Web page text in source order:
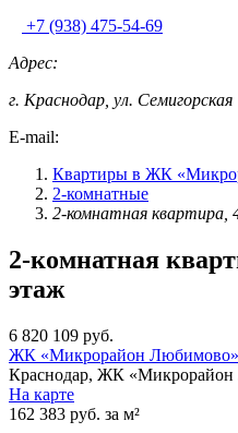
+7 (938) 475-54-69
Адрес:
г. Краснодар, ул. Семигорская
E-mail:
Квартиры в ЖК
2-комнатные
2-комнатная квартира,
2-комнатная
этаж
6 820 109 руб.
ЖК «Микрорайон Любимово»
Краснодар, ЖК «Микрорайон
На карте
162 383 руб. за м²